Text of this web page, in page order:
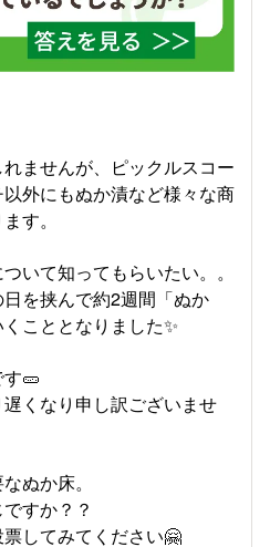
ませんが、ピックルスコー
外にもぬか漬など様々な商
す。
いて知ってもらいたい。。
を挟んで約2週間「ぬか
こととなりました✨
🥒
遅くなり申し訳ございませ
ぬか床。
すか？？
してみてください🤗